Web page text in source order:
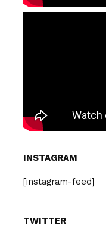
INSTAGRAM
[instagram-feed]
TWITTER